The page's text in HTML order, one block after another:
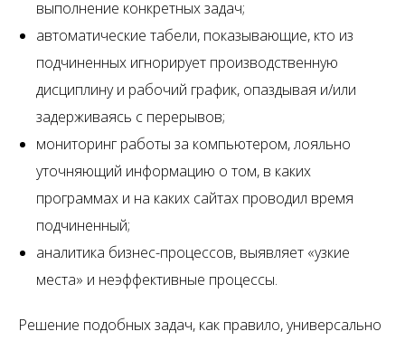
выполнение конкретных задач;
автоматические табели, показывающие, кто из
подчиненных игнорирует производственную
дисциплину и рабочий график, опаздывая и/или
задерживаясь с перерывов;
мониторинг работы за компьютером, лояльно
уточняющий информацию о том, в каких
программах и на каких сайтах проводил время
подчиненный;
аналитика бизнес-процессов, выявляет «узкие
места» и неэффективные процессы.
Решение подобных задач, как правило, универсально